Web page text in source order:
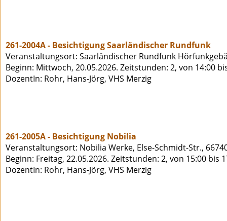
261-2004A - Besichtigung Saarländischer Rundfunk
Veranstaltungsort: Saarländischer Rundfunk
Beginn: Mittwoch, 20.05.2026. Zeitstunden: 2, von 14:00
DozentIn: Rohr, Hans-Jörg, VHS Merzig
261-2005A - Besichtigung Nobilia
Veranstaltungsort: Nobilia Werke, Else-Schmidt-Str.,
Beginn: Freitag, 22.05.2026. Zeitstunden: 2, von 15:00 bis
DozentIn: Rohr, Hans-Jörg, VHS Merzig